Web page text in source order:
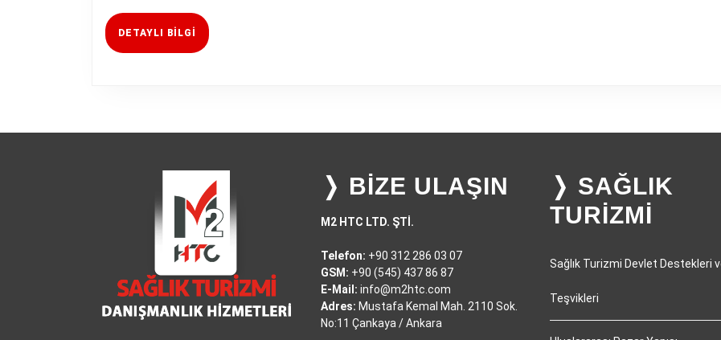
DETAYLI BILGI
DETAYLI
BILGI
❭ BİZE ULAŞIN
M2 HTC LTD. ŞTİ.
Telefon: +90 312 286 03 07
GSM: +90 (545) 437 86 87
E-Mail: info@m2htc.com
Adres: Mustafa Kemal Mah. 2110 Sok.
No:11 Çankaya / Ankara
❭ SAĞLIK
TURİZMİ
Sağlık Turizmi Devlet Destekleri
Teşvikleri